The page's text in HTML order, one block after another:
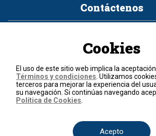
Contáctenos
Política de cookies
Términos y condiciones
© 2026, RCN Medios.
Todos los derechos reservados.
Cookies
El uso de este sitio web implica la
Términos y condiciones . Utilizamos
terceros para mejorar la experiencia del
su navegación. Si continúas navegando
Política de Cookies
Acepto